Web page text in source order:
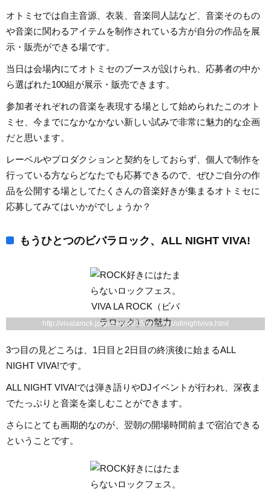
オトミセでは自主音源、衣装、音楽同人誌など、音楽そのもの
や音楽に関わるアイテムを制作されている方が自分の作品を展
示・販売ができる場です。
当日は会場内にてオトミセのブースが設けられ、応募者の中か
ら選ばれた100組が展示・販売できます。
参加者それぞれの音楽を表現する場として始められたこのオト
ミセ、今までになかなかない新しい試みで非常に魅力的な企画
だと思います。
レーベルやプロダクションと契約をしておらず、個人で制作を
行っている方ならどなたでも応募できるので、ぜひご自分の作
品を公開する場としてたくさんの音楽好きが集まるオトミセに
応募してみてはいかがでしょうか？
もうひとつのビバラロック、ALL NIGHT VIVA!
http://vivalarock.jp/gallery/2015/archives/allnightviva.html
3つ目の見どころは、1日目と2日目の終演後に始まるALL
NIGHT VIVA!です。
ALL NIGHT VIVA!では弾き語りやDJイベントが行われ、深夜ま
でたっぷりと音楽を楽しむことができます。
さらにとても画期的なのが、翌朝の開場時間前まで宿泊できる
ということです。